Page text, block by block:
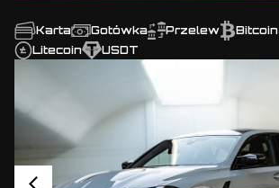
Karta Gotówka Przelew Bitcoin
Litecoin
USDT